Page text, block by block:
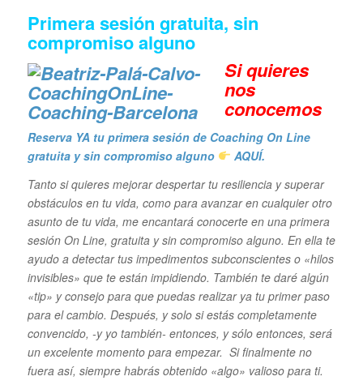
Primera sesión gratuita, sin
compromiso alguno
Si quieres
nos
conocemos
Reserva YA tu primera sesión de Coaching On Line
gratuita y sin compromiso alguno
AQUÍ.
Tanto si quieres mejorar despertar tu resiliencia y superar
obstáculos en tu vida, como para avanzar en cualquier otro
asunto de tu vida, me encantará conocerte en una primera
sesión On Line, gratuita y sin compromiso alguno. En ella te
ayudo a detectar tus impedimentos subconscientes o «hilos
invisibles» que te están impidiendo. También te daré algún
«tip» y consejo para que puedas realizar ya tu primer paso
para el cambio. Después, y solo si estás completamente
convencido, -y yo también- entonces, y sólo entonces, será
un excelente momento para empezar. Si finalmente no
fuera así, siempre habrás obtenido «algo» valioso para ti.